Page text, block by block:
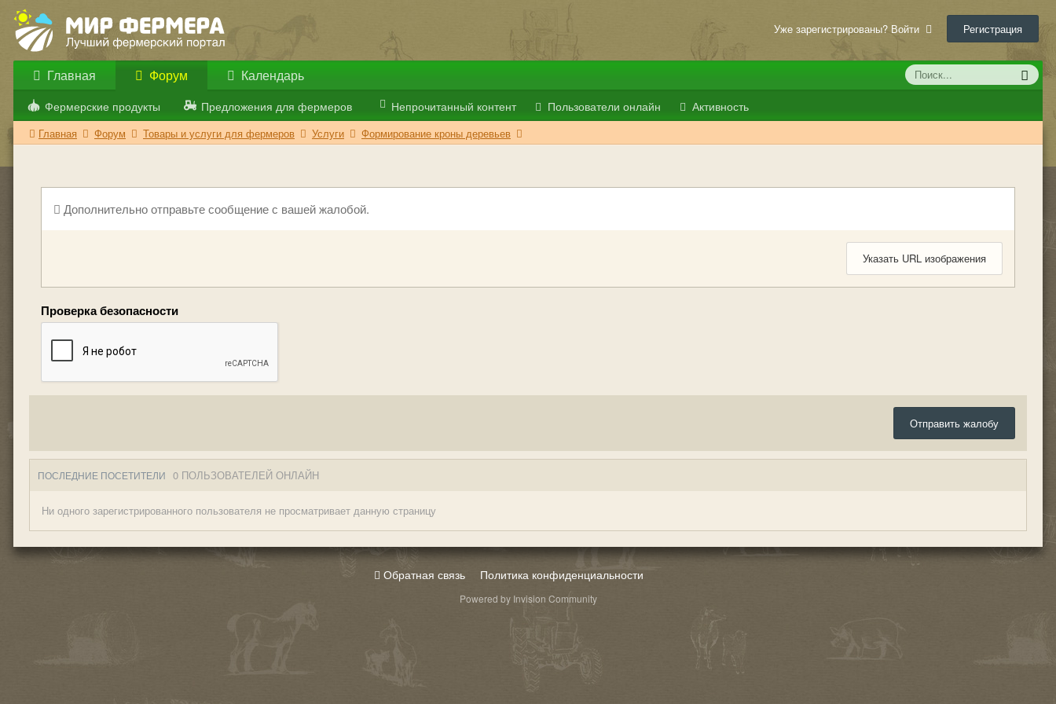
Уже зарегистрированы? Войти Регистрация
Главная Форум
Фермерские продукты Предложения для фермеров Непрочитанный контент Пользователи онлайн Активность
Календарь
Главная Форум Товары и услуги для фермеров Услуги Формирование кроны деревьев
Дополнительно отправьте сообщение с вашей жалобой.
Указать URL изображения
Проверка безопасности
Отправить жалобу
ПОСЛЕДНИЕ ПОСЕТИТЕЛИ 0 ПОЛЬЗОВАТЕЛЕЙ ОНЛАЙН
Ни одного зарегистрированного пользователя не просматривает данную страницу
Обратная связь Политика конфиденциальности
Powered by Invision Community